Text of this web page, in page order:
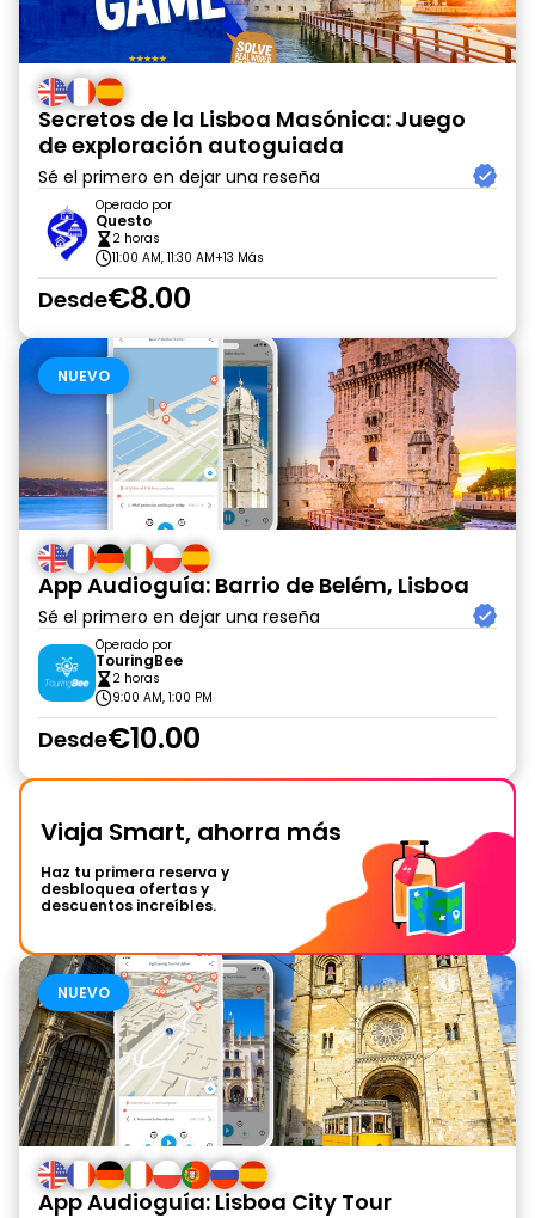
Secretos de la Lisboa Masónica: Juego
de exploración autoguiada
Sé el primero en dejar una reseña
Operado por
Questo
2 horas
11:00 AM, 11:30 AM+13 Más
Desde€8.00
NUEVO
App Audioguía: Barrio de Belém, Lisboa
Sé el primero en dejar una reseña
Operado por
TouringBee
2 horas
9:00 AM, 1:00 PM
Desde€10.00
Viaja Smart, ahorra más
Haz tu primera reserva y
desbloquea ofertas y
descuentos increíbles.
NUEVO
App Audioguía: Lisboa City Tour